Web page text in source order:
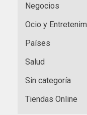
Negocios
Ocio y
Países
Salud
Sin categoría
Tiendas Online